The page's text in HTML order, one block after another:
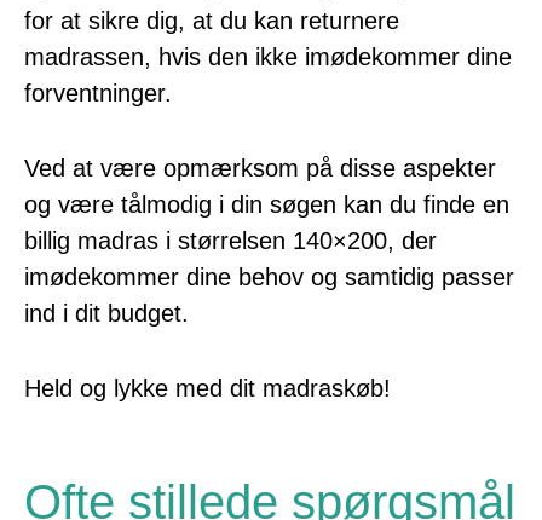
for at sikre dig, at du kan returnere
madrassen, hvis den ikke imødekommer dine
forventninger.
Ved at være opmærksom på disse aspekter
og være tålmodig i din søgen kan du finde en
billig madras i størrelsen 140×200, der
imødekommer dine behov og samtidig passer
ind i dit budget.
Held og lykke med dit madraskøb!
Ofte stillede spørgsmål